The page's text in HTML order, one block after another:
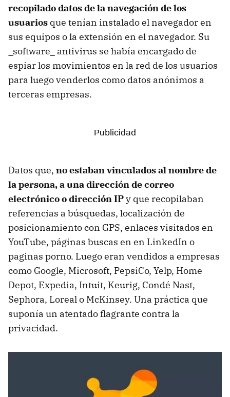
recopilado datos de la navegación de los
usuarios que tenían instalado el navegador en
sus equipos o la extensión en el navegador. Su
_software_ antivirus se había encargado de
espiar los movimientos en la red de los usuarios
para luego venderlos como datos anónimos a
terceras empresas.
Datos que, no estaban vinculados al nombre de
la persona, a una dirección de correo
electrónico o dirección IPy que recopilaban
referencias a búsquedas, localización de
posicionamiento con GPS, enlaces visitados en
YouTube, páginas buscas en en LinkedIn o
paginas porno. Luego eran vendidos a empresas
como Google, Microsoft, PepsiCo, Yelp, Home
Depot, Expedia, Intuit, Keurig, Condé Nast,
Sephora, Loreal o McKinsey. Una práctica que
suponía un atentado flagrante contra la
privacidad.